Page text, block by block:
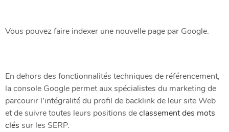
Vous pouvez faire indexer une nouvelle page par Google.
En dehors des fonctionnalités techniques de référencement,
la console Google permet aux spécialistes du marketing de
parcourir l’intégralité du profil de backlink de leur site Web
et de suivre toutes leurs positions declassement des mots
clés sur les SERP.